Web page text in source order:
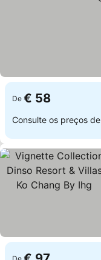
De € 58
Consulte os preços de
De